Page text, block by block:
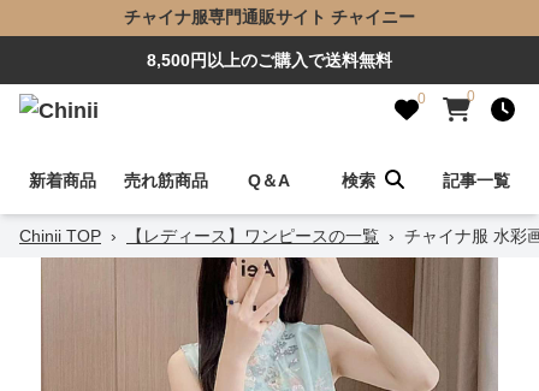
チャイナ服専門通販サイト チャイニー
8,500円以上のご購入で送料無料
0 0
新着商品 売れ筋商品 Q＆A 検索 記事一覧
Chinii TOP › 【レディース】ワンピースの一覧 › チャイナ服 水彩